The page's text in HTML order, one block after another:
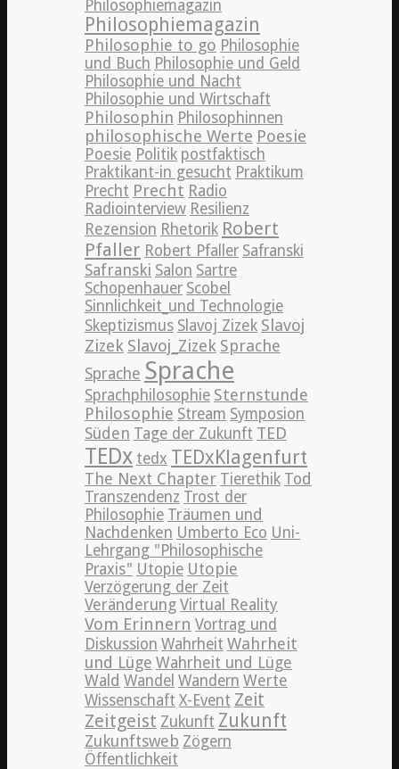
Philosophiemagazin
Philosophiemagazin
Philosophie to go Philosophie
und Buch Philosophie und Geld
Philosophie und Nacht
Philosophie und Wirtschaft
Philosophin Philosophinnen
philosophische Werte Poesie
Poesie Politik postfaktisch
Praktikant-in gesucht Praktikum
Precht Precht Radio
Radiointerview Resilienz
Rezension Rhetorik Robert
Pfaller Robert Pfaller Safranski
Safranski Salon Sartre
Schopenhauer Scobel
Sinnlichkeit_und Technologie
Skeptizismus Slavoj Zizek Slavoj
Zizek Slavoj_Zizek Sprache
Sprache Sprache
Sprachphilosophie Sternstunde
Philosophie Stream Symposion
Süden Tage der Zukunft TED
TEDx tedx TEDxKlagenfurt
The Next Chapter Tierethik Tod
Transzendenz Trost der
Philosophie Träumen und
Nachdenken Umberto Eco Uni-
Lehrgang "Philosophische
Praxis" Utopie Utopie
Verzögerung der Zeit
Veränderung Virtual Reality
Vom Erinnern Vortrag und
Diskussion Wahrheit Wahrheit
und Lüge Wahrheit und Lüge
Wald Wandel Wandern Werte
Wissenschaft X-Event Zeit
Zeitgeist Zukunft Zukunft
Zukunftsweb Zögern
Öffentlichkeit